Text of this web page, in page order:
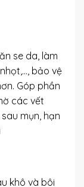
se da, làm
bảo vệ
Góp phần
các vết
mụn, hạn
khô và bôi